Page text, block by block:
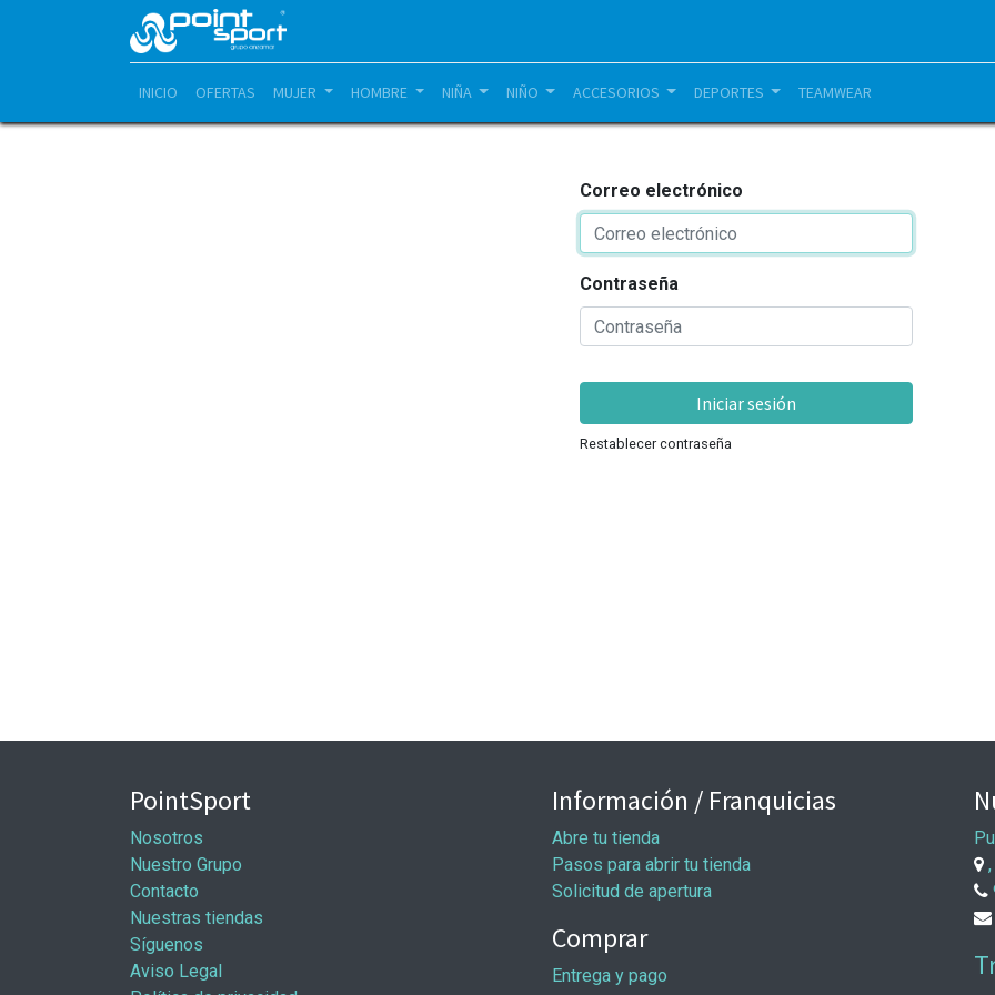
INICIO OFERTAS MUJER HOMBRE NIÑA NIÑO ACCESORIOS DEPORTES TEAMWEAR
Correo electrónico
Contraseña
Iniciar sesión
Restablecer contraseña
PointSport
Nosotros
Nuestro Grupo
Contacto
Nuestras tiendas
Síguenos
Aviso Legal
Información / Franquicias
Abre tu tienda
Pasos para abrir tu tienda
Solicitud de apertura
Comprar
Entrega y pago
,